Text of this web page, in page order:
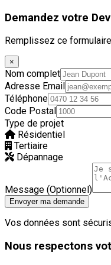
Demandez votre
Remplissez ce
×
Nom complet
Adresse Email
Téléphone
Code Postal
Type de projet
Résidentiel
Tertiaire
Dépannage
Message (Optionnel)
Envoyer ma demande
Vos données sont
Nous respectons